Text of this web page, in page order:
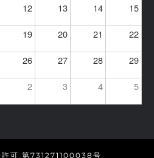
12 13 14 15
19 20 21 22
26 27 28 29
2 3 4 5
許可 第731271100038号